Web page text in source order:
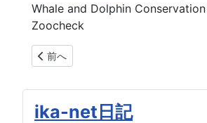
Whale and Dolphin Conservation
Zoocheck
前の記事へ: ナガスクジラの捕獲枠60
前へ
ika-net日記